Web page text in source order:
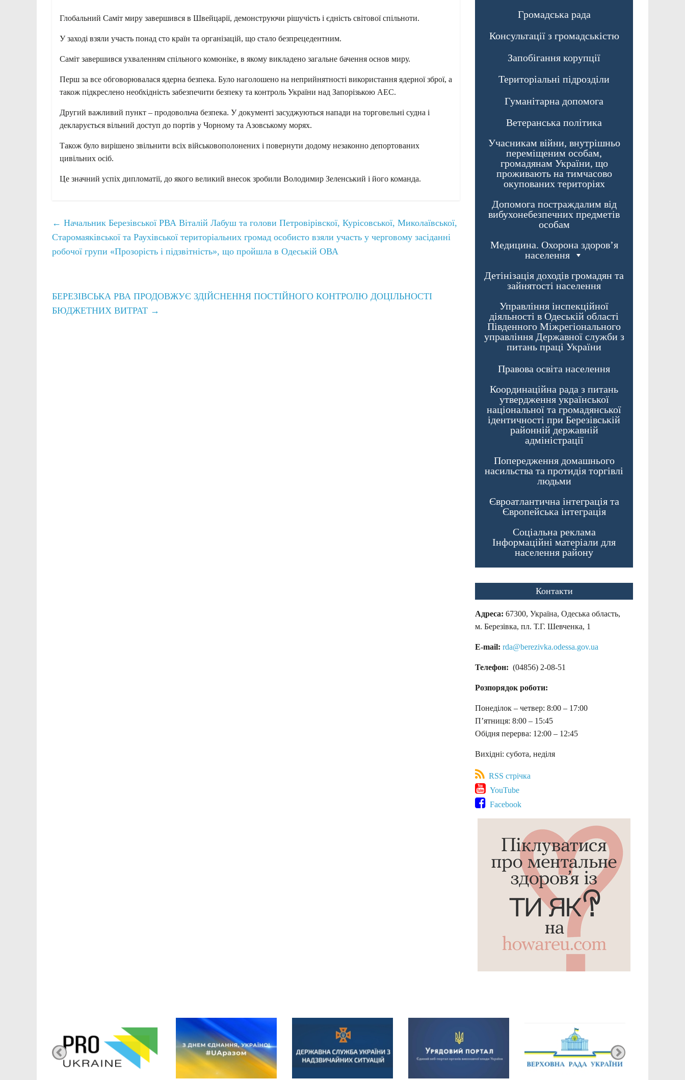
Глобальний Саміт миру завершився в Швейцарії, демонструючи рішучість і єдність світової спільноти.
У заході взяли участь понад сто країн та організацій, що стало безпрецедентним.
Саміт завершився ухваленням спільного комюніке, в якому викладено загальне бачення основ миру.
Перш за все обговорювалася ядерна безпека. Було наголошено на неприйнятності використання ядерної зброї, а
також підкреслено необхідність забезпечити безпеку та контроль України над Запорізькою АЕС.
Другий важливий пункт – продовольча безпека. У документі засуджуються напади на торговельні судна і
декларується вільний доступ до портів у Чорному та Азовському морях.
Також було вирішено звільнити всіх військовополонених і повернути додому незаконно депортованих
цивільних осіб.
Це значний успіх дипломатії, до якого великий внесок зробили Володимир Зеленський і його команда.
← Начальник Березівської РВА Віталій Лабуш та голови Петровірівскої, Курісовської, Миколаївської,
Старомаяківської та Раухівської територіальних громад особисто взяли участь у черговому засіданні
робочої групи «Прозорість і підзвітність», що пройшла в Одеській ОВА
БЕРЕЗІВСЬКА РВА ПРОДОВЖУЄ ЗДІЙСНЕННЯ ПОСТІЙНОГО КОНТРОЛЮ ДОЦІЛЬНОСТІ
БЮДЖЕТНИХ ВИТРАТ →
Громадська рада
Консультації з громадськістю
Запобігання корупції
Територіальні підрозділи
Гуманітарна допомога
Ветеранська політика
Учасникам війни, внутрішньо
переміщеним особам,
громадянам України, що
проживають на тимчасово
окупованих територіях
Допомога постраждалим від
вибухонебезпечних предметів
особам
Медицина. Охорона здоров’я
населення
Детінізація доходів громадян та
зайнятості населення
Управління інспекційної
діяльності в Одеській області
Південного Міжрегіонального
управління Державної служби з
питань праці України
Правова освіта населення
Координаційна рада з питань
утвердження української
національної та громадянської
ідентичності при Березівській
районній державній
адміністрації
Попередження домашнього
насильства та протидія торгівлі
людьми
Євроатлантична інтеграція та
Європейська інтеграція
Соціальна реклама
Інформаційні матеріали для
населення району
Контакти
Адреса: 67300, Україна, Одеська область,
м. Березівка, пл. Т.Г. Шевченка, 1
E-mail: rda@berezivka.odessa.gov.ua
Телефон: (04856) 2-08-51
Розпорядок роботи:
Понеділок – четвер: 8:00 – 17:00
П’ятниця: 8:00 – 15:45
Обідня перерва: 12:00 – 12:45
Вихідні: субота, неділя
RSS стрічка
YouTube
Facebook